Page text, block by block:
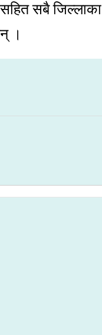
सबै जिल्लाका
।